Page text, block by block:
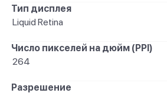
Тип дисплея
Liquid Retina
Число пикселей на дюйм (PPI)
264
Разрешение